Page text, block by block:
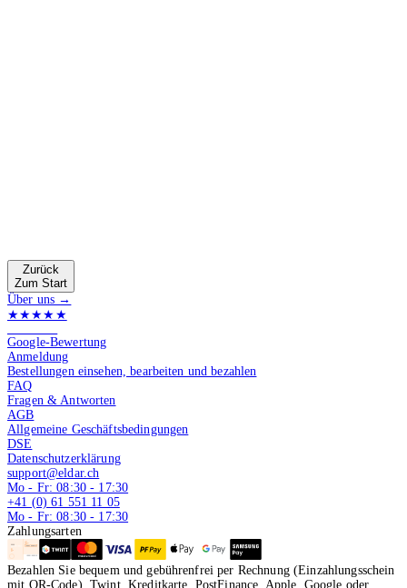
Zurück
Zum Start
Über uns →
★★★★★
Google-Bewertung
Anmeldung
Bestellungen einsehen, bearbeiten und bezahlen
FAQ
Fragen & Antworten
AGB
Allgemeine Geschäftsbedingungen
DSE
Datenschutzerklärung
support@eldar.ch
Mo - Fr: 08:30 - 17:30
+41 (0) 61 551 11 05
Mo - Fr: 08:30 - 17:30
Zahlungsarten
Bezahlen Sie bequem und gebührenfrei per Rechnung (Einzahlungsschein
mit QR-Code), Twint, Kreditkarte, PostFinance, Apple, Google oder